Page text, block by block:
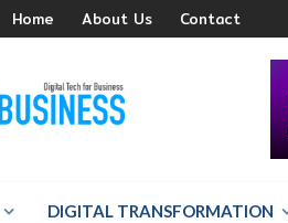
Home About Us Contact
DIGITAL TRANSFORMATION